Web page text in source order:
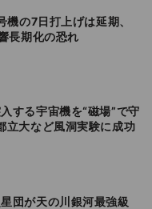
機の7日打上げは延期、
長期化の恐れ
大など風洞実験に成功